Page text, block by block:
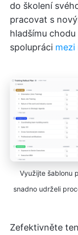
do školení
pracovat s
hladšímu
spolupráci mezi
Využijte šablonu
snadno udrželi
Zefektivněte